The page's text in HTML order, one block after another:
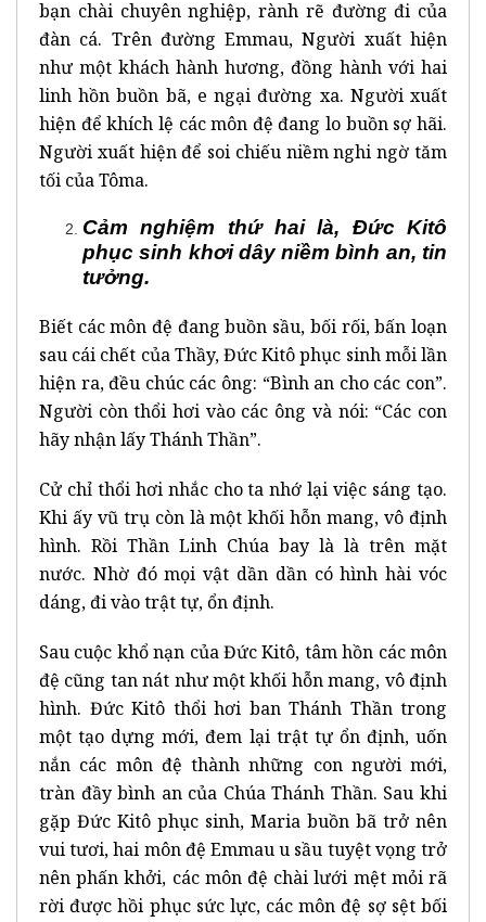
bạn chài chuyên nghiệp, rành rẽ đường đi của
đàn cá. Trên đường Emmau, Người xuất hiện
như một khách hành hương, đồng hành với hai
linh hồn buồn bã, e ngại đường xa. Người xuất
hiện để khích lệ các môn đệ đang lo buồn sợ hãi.
Người xuất hiện để soi chiếu niềm nghi ngờ tăm
tối của Tôma.
Cảm nghiệm thứ hai là, Đức Kitô
phục sinh khơi dây niềm bình an, tin
tưởng.
Biết các môn đệ đang buồn sầu, bối rối, bấn loạn
sau cái chết của Thầy, Đức Kitô phục sinh mỗi lần
hiện ra, đều chúc các ông: “Bình an cho các con”.
Người còn thổi hơi vào các ông và nói: “Các con
hãy nhận lấy Thánh Thần”.
Cử chỉ thổi hơi nhắc cho ta nhớ lại việc sáng tạo.
Khi ấy vũ trụ còn là một khối hỗn mang, vô định
hình. Rồi Thần Linh Chúa bay là là trên mặt
nước. Nhờ đó mọi vật dần dần có hình hài vóc
dáng, đi vào trật tự, ổn định.
Sau cuộc khổ nạn của Đức Kitô, tâm hồn các môn
đệ cũng tan nát như một khối hỗn mang, vô định
hình. Đức Kitô thổi hơi ban Thánh Thần trong
một tạo dựng mới, đem lại trật tự ổn định, uốn
nắn các môn đệ thành những con người mới,
tràn đầy bình an của Chúa Thánh Thần. Sau khi
gặp Đức Kitô phục sinh, Maria buồn bã trở nên
vui tươi, hai môn đệ Emmau u sầu tuyệt vọng trở
nên phấn khởi, các môn đệ chài lưới mệt mỏi rã
rời được hồi phục sức lực, các môn đệ sợ sệt bối